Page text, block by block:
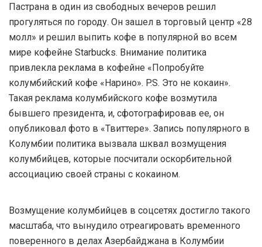
Пастрана в один из свободных вечеров решил
прогуляться по городу. Он зашел в торговый центр «28
молл» и решил выпить кофе в популярной во всем
мире кофейне Starbucks. Внимание политика
привлекла реклама в кофейне «Попробуйте
колумбийский кофе «Нарино». P.S. Это не кокаин».
Такая реклама колумбийского кофе возмутила
бывшего президента, и, сфотографировав ее, он
опубликовал фото в «Твиттере». Запись популярного в
Колумбии политика вызвала шквал возмущения
колумбийцев, которые посчитали оскорбительной
ассоциацию своей страны с кокаином.
Возмущение колумбийцев в соцсетях достигло такого
масштаба, что вынудило отреагировать временного
поверенного в делах Азербайджана в Колумбии